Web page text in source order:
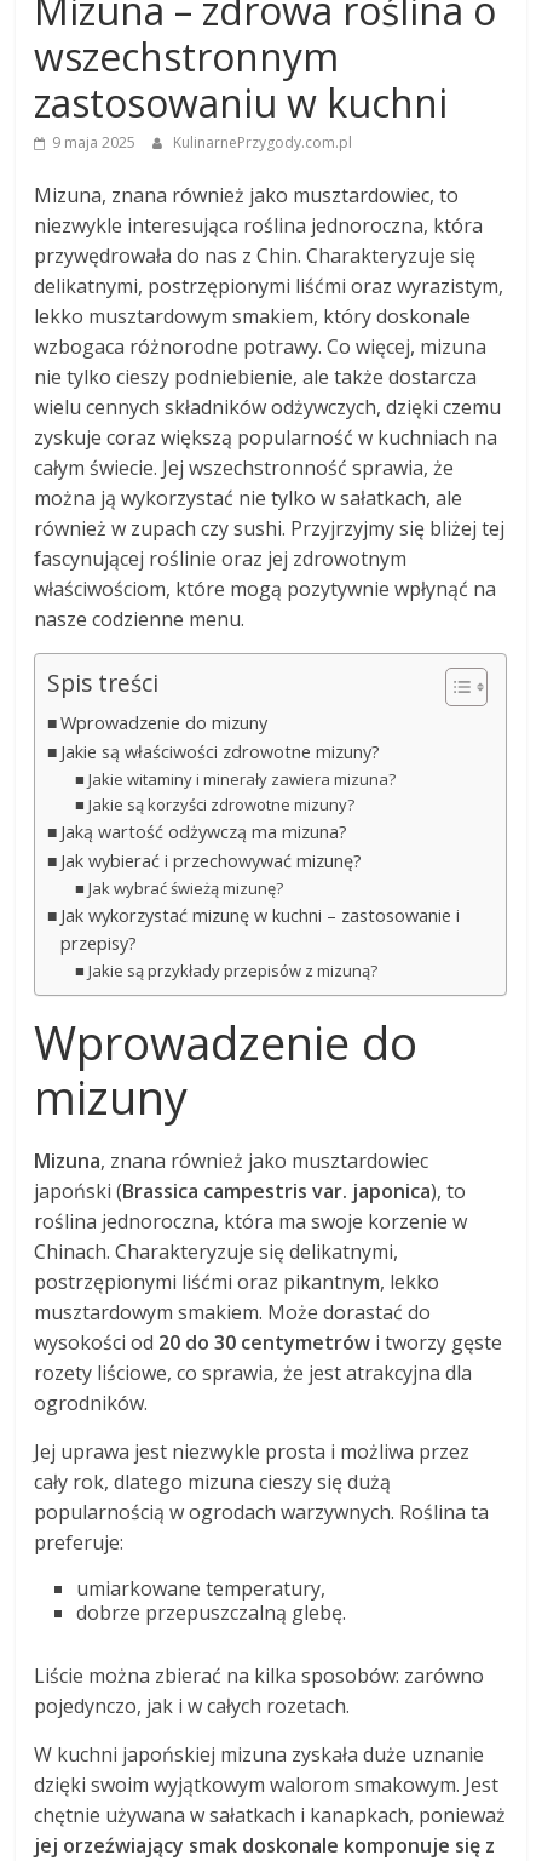
Mizuna – zdrowa roślina o
wszechstronnym
zastosowaniu w kuchni
9 maja 2025 KulinarnePrzygody.com.pl
Mizuna, znana również jako musztardowiec, to
niezwykle interesująca roślina jednoroczna, która
przywędrowała do nas z Chin. Charakteryzuje się
delikatnymi, postrzępionymi liśćmi oraz wyrazistym,
lekko musztardowym smakiem, który doskonale
wzbogaca różnorodne potrawy. Co więcej, mizuna
nie tylko cieszy podniebienie, ale także dostarcza
wielu cennych składników odżywczych, dzięki czemu
zyskuje coraz większą popularność w kuchniach na
całym świecie. Jej wszechstronność sprawia, że
można ją wykorzystać nie tylko w sałatkach, ale
również w zupach czy sushi. Przyjrzyjmy się bliżej tej
fascynującej roślinie oraz jej zdrowotnym
właściwościom, które mogą pozytywnie wpłynąć na
nasze codzienne menu.
Spis treści
Wprowadzenie do mizuny
Jakie są właściwości zdrowotne mizuny?
Jakie witaminy i minerały zawiera mizuna?
Jakie są korzyści zdrowotne mizuny?
Jaką wartość odżywczą ma mizuna?
Jak wybierać i przechowywać mizunę?
Jak wybrać świeżą mizunę?
Jak wykorzystać mizunę w kuchni – zastosowanie i
przepisy?
Jakie są przykłady przepisów z mizuną?
Wprowadzenie do
mizuny
Mizuna, znana również jako musztardowiec
japoński (Brassica campestris var. japonica), to
roślina jednoroczna, która ma swoje korzenie w
Chinach. Charakteryzuje się delikatnymi,
postrzępionymi liśćmi oraz pikantnym, lekko
musztardowym smakiem. Może dorastać do
wysokości od 20 do 30 centymetrów i tworzy gęste
rozety liściowe, co sprawia, że jest atrakcyjna dla
ogrodników.
Jej uprawa jest niezwykle prosta i możliwa przez
cały rok, dlatego mizuna cieszy się dużą
popularnością w ogrodach warzywnych. Roślina ta
preferuje:
umiarkowane temperatury,
dobrze przepuszczalną glebę.
Liście można zbierać na kilka sposobów: zarówno
pojedynczo, jak i w całych rozetach.
W kuchni japońskiej mizuna zyskała duże uznanie
dzięki swoim wyjątkowym walorom smakowym. Jest
chętnie używana w sałatkach i kanapkach, ponieważ
jej orzeźwiający smak doskonale komponuje się z